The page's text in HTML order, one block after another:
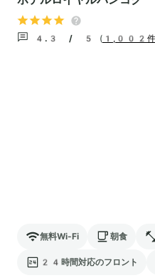
4.3 / 5 ( 1,002件
無料Wi-Fi 朝食
24時間対応のフロント